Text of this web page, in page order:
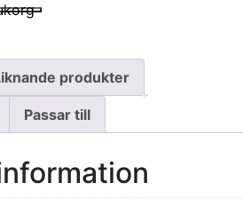
produkter
Passar till